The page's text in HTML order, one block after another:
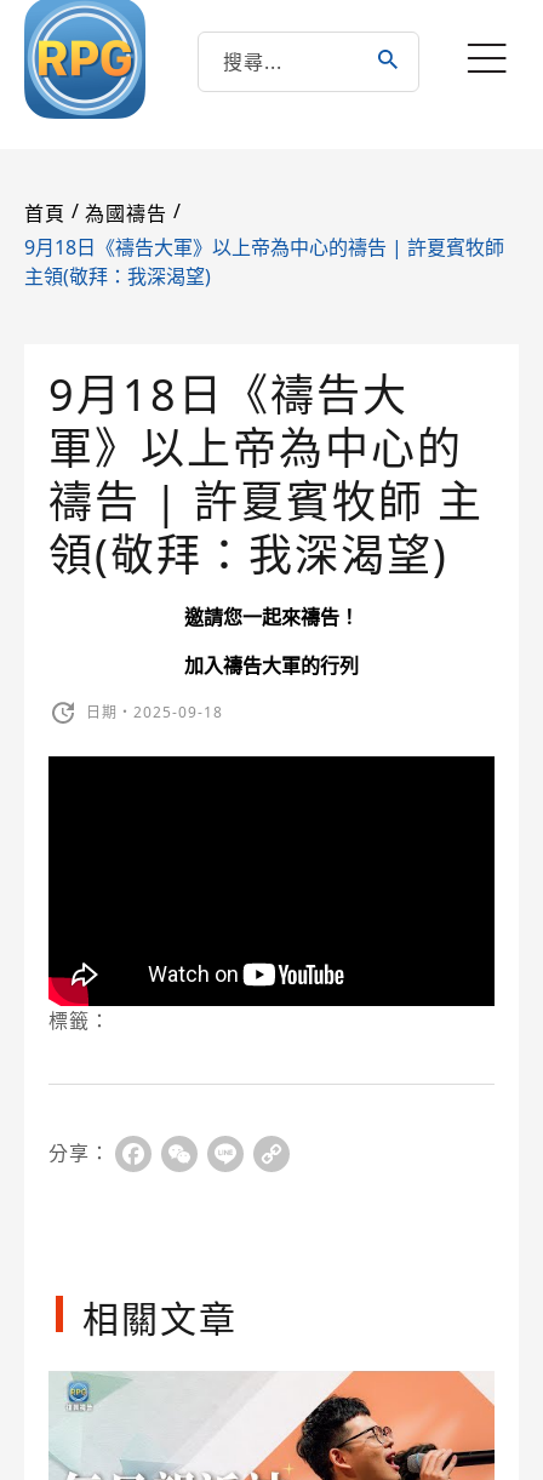
首頁 / 為國禱告 /
9月18日《禱告大軍》以上帝為中心的禱告 | 許夏賓牧師
主領(敬拜：我深渴望)
9月18日《禱告大
軍》以上帝為中心的
禱告 | 許夏賓牧師 主
領(敬拜：我深渴望)
邀請您一起來禱告！
加入禱告大軍的行列
日期・2025-09-18
標籤：
分享： FacebookWeChat
Line
相關文章